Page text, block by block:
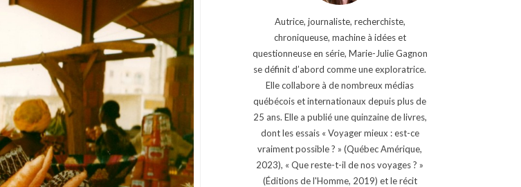
Autrice, journaliste, recherchiste,
chroniqueuse, machine à idées et
questionneuse en série, Marie-Julie Gagnon
se définit d’abord comme une exploratrice.
Elle collabore à de nombreux médias
québécois et internationaux depuis plus de
25 ans. Elle a publié une quinzaine de livres,
dont les essais « Voyager mieux : est-ce
vraiment possible ? » (Québec Amérique,
2023), « Que reste-t-il de nos voyages ? »
(Éditions de l'Homme, 2019) et le récit